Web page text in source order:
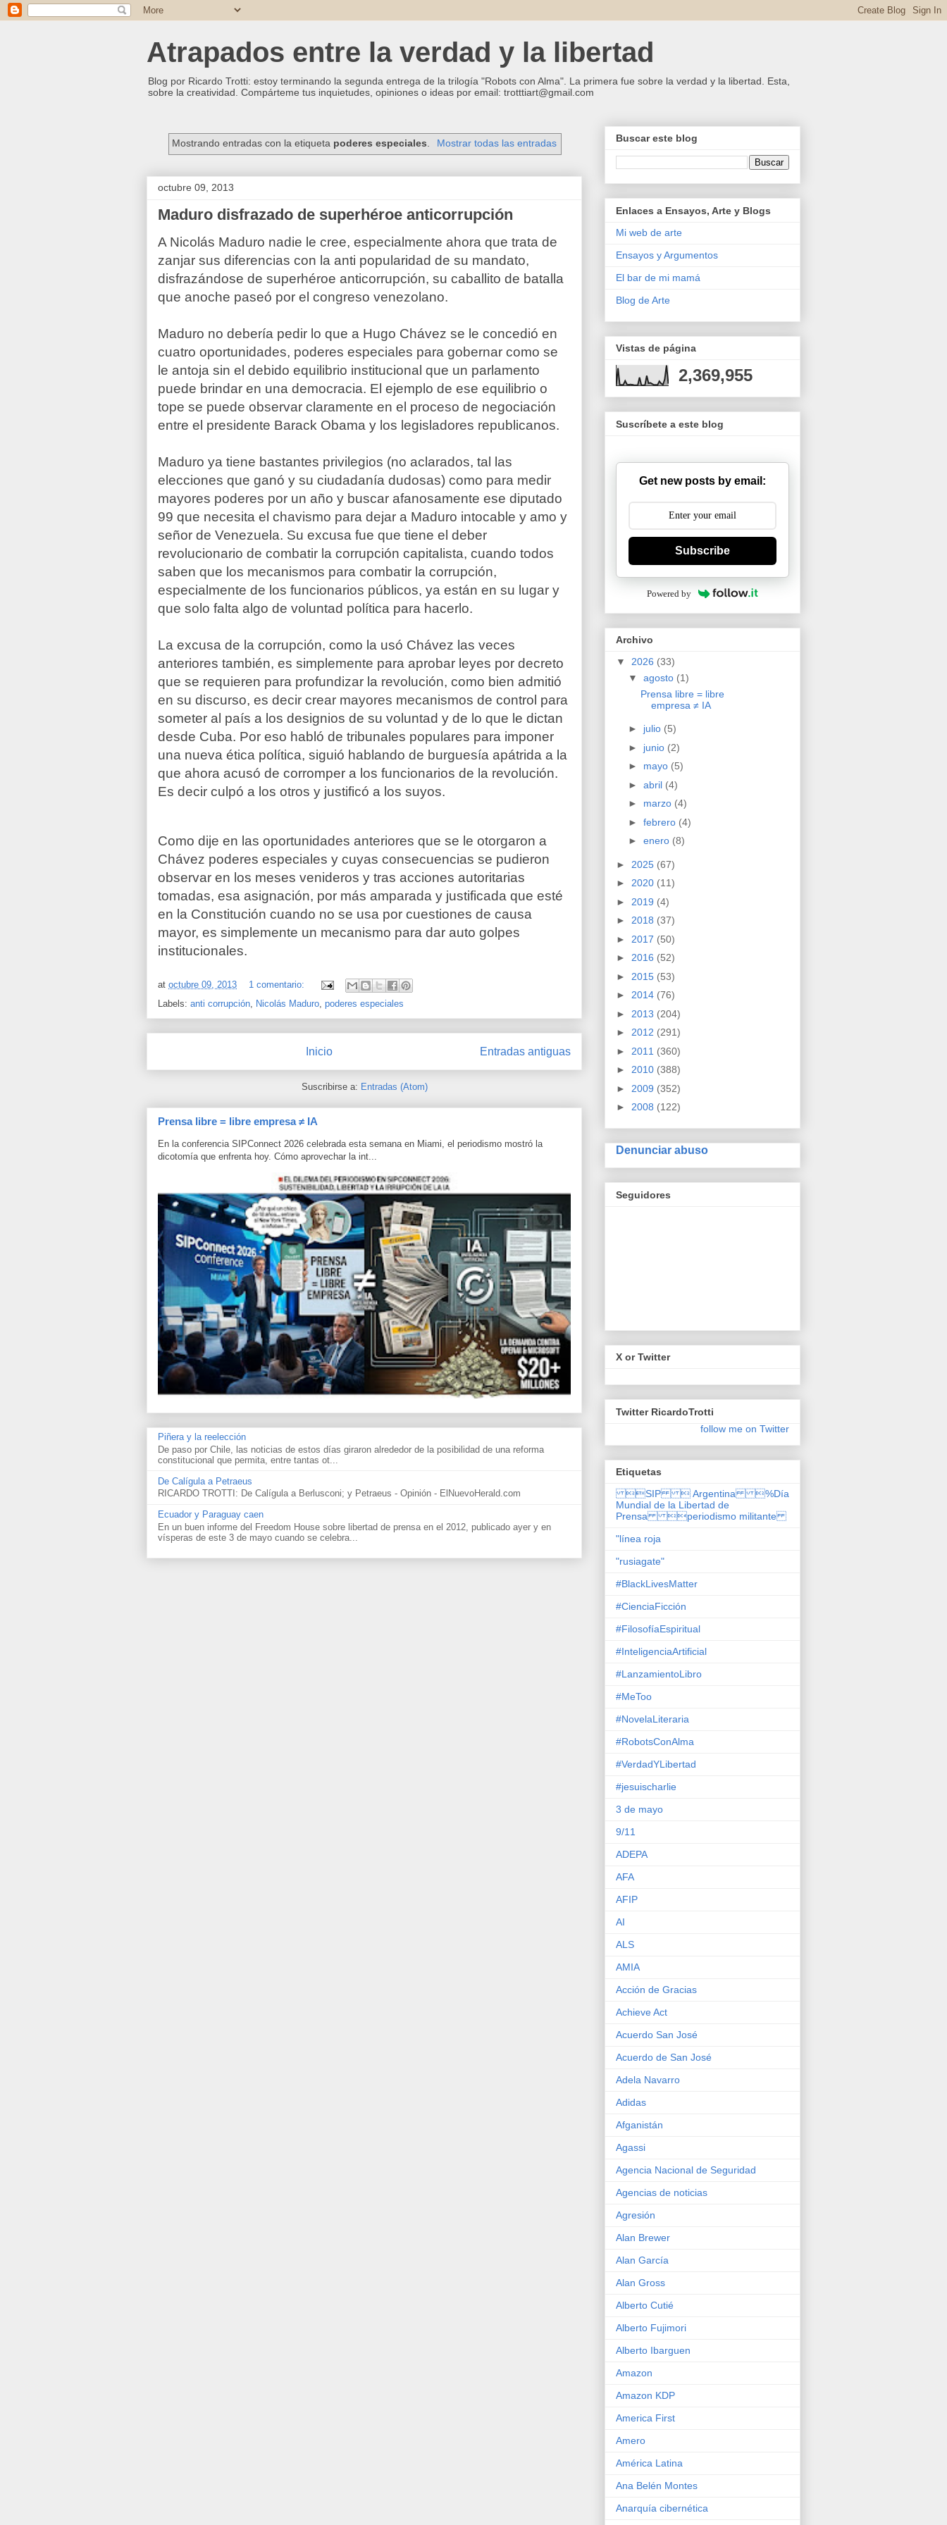
Atrapados entre la verdad y la libertad
Blog por Ricardo Trotti: estoy terminando la segunda entrega de la trilogía "Robots con Alma". La primera fue sobre la verdad y la libertad. Esta,
sobre la creatividad. Compárteme tus inquietudes, opiniones o ideas por email: trotttiart@gmail.com
Mostrando entradas con la etiqueta poderes especiales. Mostrar todas las entradas
octubre 09, 2013
Maduro disfrazado de superhéroe anticorrupción
A Nicolás Maduro nadie le cree, especialmente ahora que trata de
zanjar sus diferencias con la anti popularidad de su mandato,
disfrazándose de superhéroe anticorrupción, su caballito de batalla
que anoche paseó por el congreso venezolano.
Maduro no debería pedir lo que a Hugo Chávez se le concedió en
cuatro oportunidades, poderes especiales para gobernar como se
le antoja sin el debido equilibrio institucional que un parlamento
puede brindar en una democracia. El ejemplo de ese equilibrio o
tope se puede observar claramente en el proceso de negociación
entre el presidente Barack Obama y los legisladores republicanos.
Maduro ya tiene bastantes privilegios (no aclarados, tal las
elecciones que ganó y su ciudadanía dudosas) como para medir
mayores poderes por un año y buscar afanosamente ese diputado
99 que necesita el chavismo para dejar a Maduro intocable y amo y
señor de Venezuela. Su excusa fue que tiene el deber
revolucionario de combatir la corrupción capitalista, cuando todos
saben que los mecanismos para combatir la corrupción,
especialmente de los funcionarios públicos, ya están en su lugar y
que solo falta algo de voluntad política para hacerlo.
La excusa de la corrupción, como la usó Chávez las veces
anteriores también, es simplemente para aprobar leyes por decreto
que se requieren para profundizar la revolución, como bien admitió
en su discurso, es decir crear mayores mecanismos de control para
someter al país a los designios de su voluntad y de lo que le dictan
desde Cuba. Por eso habló de tribunales populares para imponer
una nueva ética política, siguió hablando de burguesía apátrida a la
que ahora acusó de corromper a los funcionarios de la revolución.
Es decir culpó a los otros y justificó a los suyos.
Como dije en las oportunidades anteriores que se le otorgaron a
Chávez poderes especiales y cuyas consecuencias se pudieron
observar en los meses venideros y tras acciones autoritarias
tomadas, esa asignación, por más amparada y justificada que esté
en la Constitución cuando no se usa por cuestiones de causa
mayor, es simplemente un mecanismo para dar auto golpes
institucionales.
at octubre 09, 2013
1 comentario:
Labels: anti corrupción Nicolás Maduro poderes especiales
Entradas antiguas
Inicio
Suscribirse a: Entradas (Atom)
Prensa libre = libre empresa ≠ IA
En la conferencia SIPConnect 2026 celebrada esta semana en Miami, el periodismo mostró la
dicotomía que enfrenta hoy. Cómo aprovechar la int...
Piñera y la reelección
De paso por Chile, las noticias de estos días giraron alrededor de la posibilidad de una reforma
constitucional que permita, entre tantas ot...
De Calígula a Petraeus
RICARDO TROTTI: De Calígula a Berlusconi; y Petraeus - Opinión - ElNuevoHerald.com
Ecuador y Paraguay caen
En un buen informe del Freedom House sobre libertad de prensa en el 2012, publicado ayer y en
vísperas de este 3 de mayo cuando se celebra...
Buscar este blog
Enlaces a Ensayos, Arte y Blogs
Mi web de arte
Ensayos y Argumentos
El bar de mi mamá
Blog de Arte
Vistas de página
2,369,955
Suscríbete a este blog
Get new posts by email:
Subscribe
Powered by
Archivo
▼ 2026 (33)
▼ agosto (1)
Prensa libre = libre
empresa ≠ IA
► julio (5)
► junio (2)
► mayo (5)
► abril (4)
► marzo (4)
► febrero (4)
► enero (8)
► 2025 (67)
► 2020 (11)
► 2019 (4)
► 2018 (37)
► 2017 (50)
► 2016 (52)
► 2015 (53)
► 2014 (76)
► 2013 (204)
► 2012 (291)
► 2011 (360)
► 2010 (388)
► 2009 (352)
► 2008 (122)
Denunciar abuso
Seguidores
X or Twitter
Twitter RicardoTrotti
follow me on Twitter
Etiquetas
SIP  Argentina %Día
Mundial de la Libertad de
Prensa periodismo militante
"línea roja
"rusiagate"
#BlackLivesMatter
#CienciaFicción
#FilosofíaEspiritual
#InteligenciaArtificial
#LanzamientoLibro
#MeToo
#NovelaLiteraria
#RobotsConAlma
#VerdadYLibertad
#jesuischarlie
3 de mayo
9/11
ADEPA
AFA
AFIP
AI
ALS
AMIA
Acción de Gracias
Achieve Act
Acuerdo San José
Acuerdo de San José
Adela Navarro
Adidas
Afganistán
Agassi
Agencia Nacional de Seguridad
Agencias de noticias
Agresión
Alan Brewer
Alan García
Alan Gross
Alberto Cutié
Alberto Fujimori
Alberto Ibarguen
Amazon
Amazon KDP
America First
Amero
América Latina
Ana Belén Montes
Anarquía cibernética